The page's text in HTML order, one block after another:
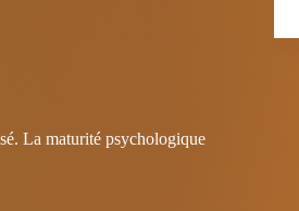
La maturité psychologique